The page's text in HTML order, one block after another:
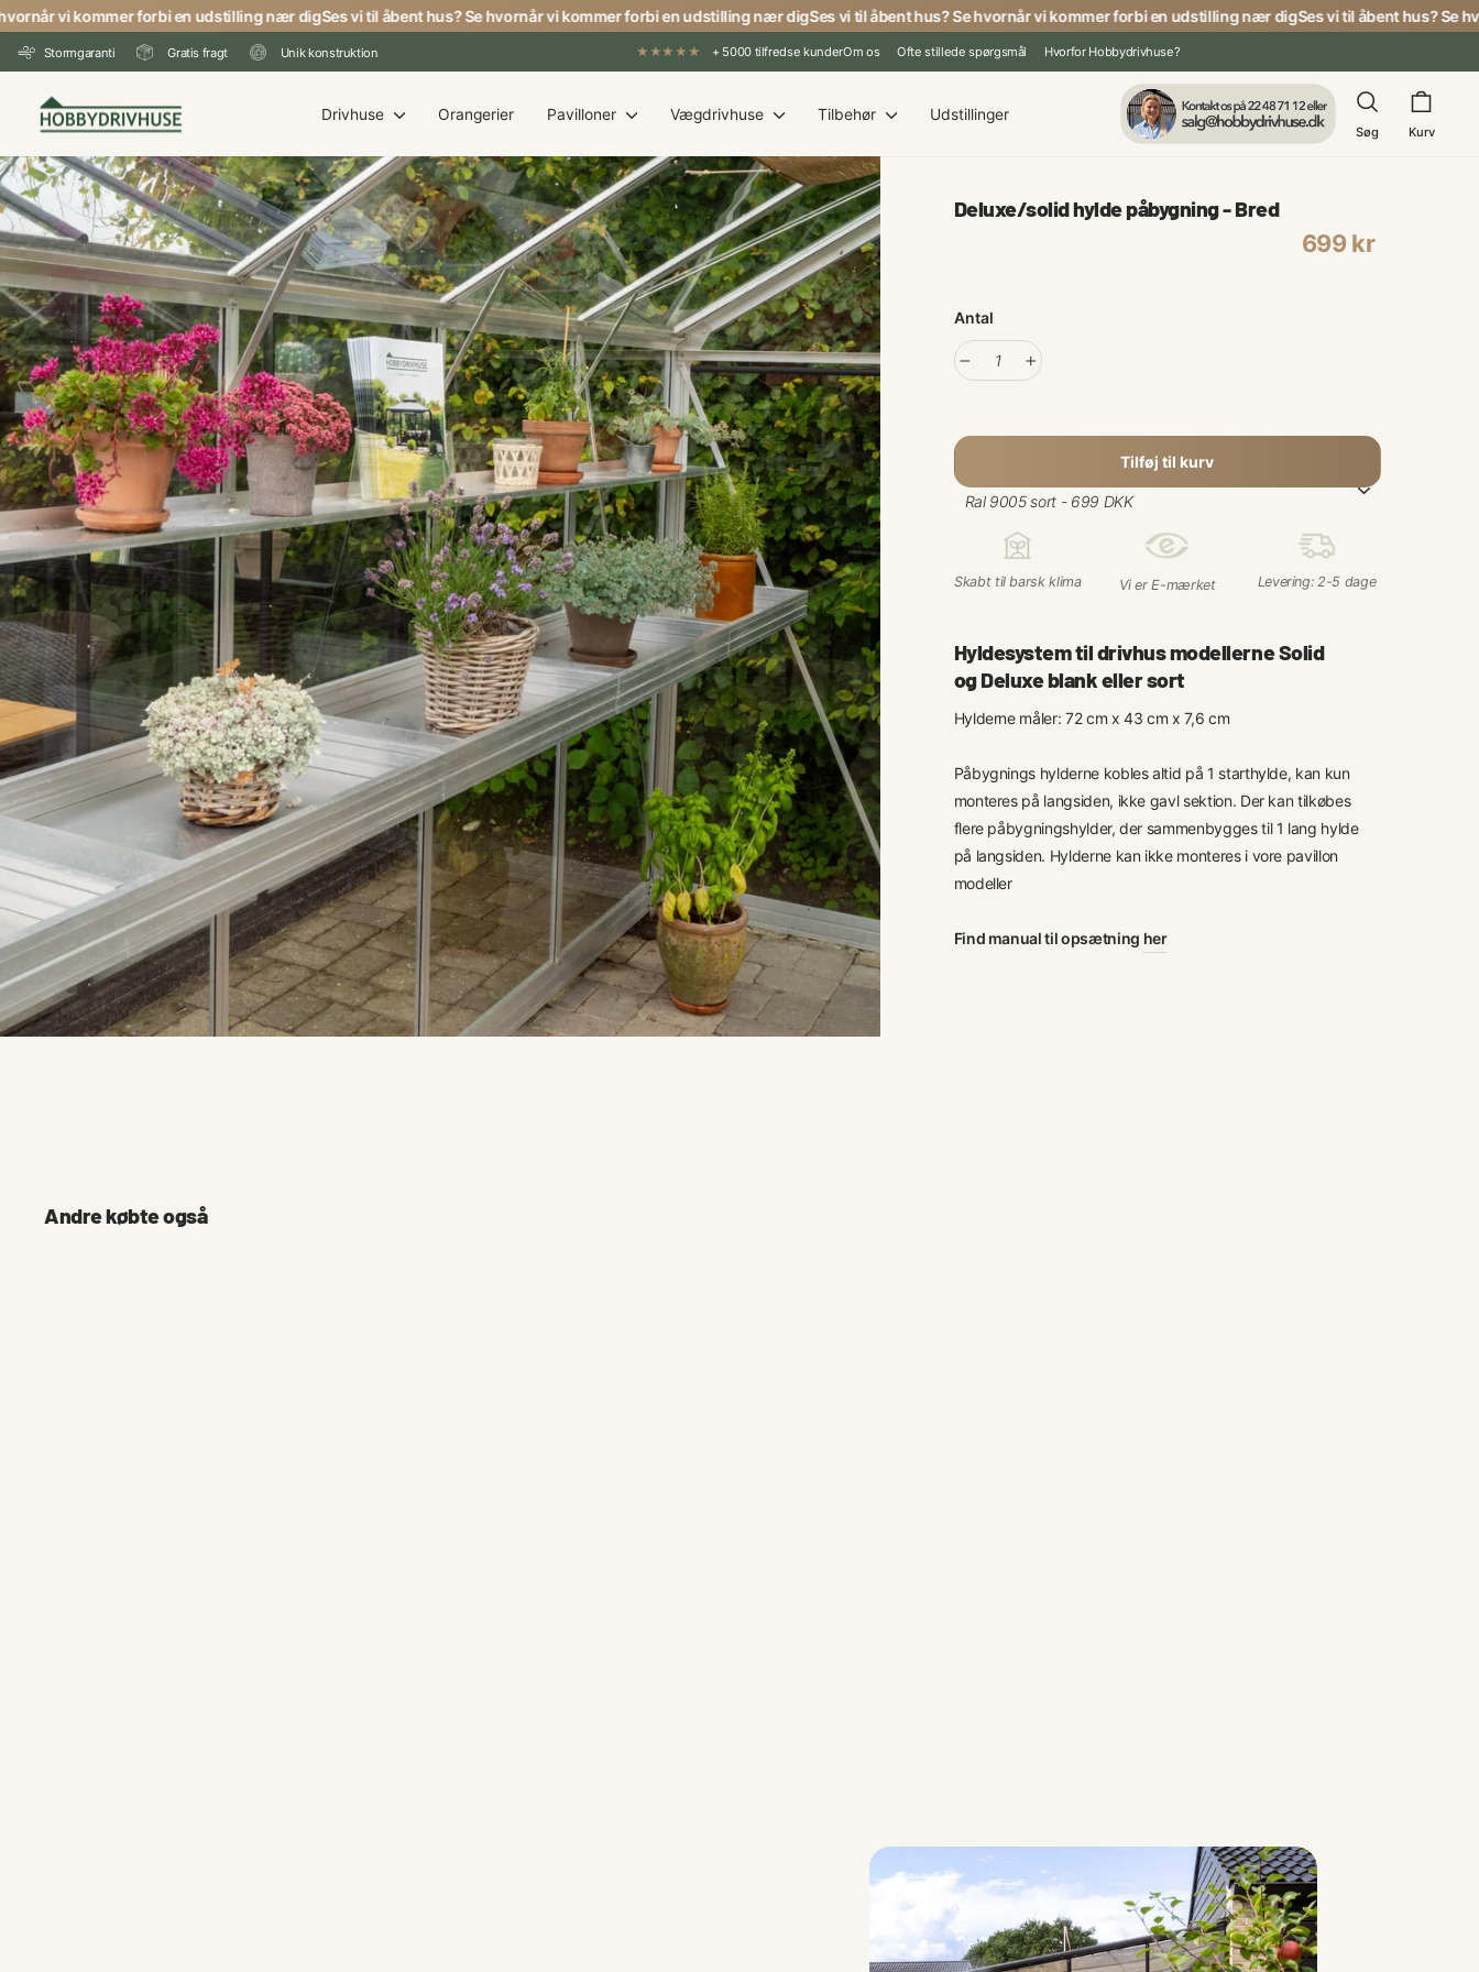
□
Gå
indhold
vi kommer forbi en udstilling nær digSes vi til åbent hus? Se hvornår vi kommer forbi en udstilling nær digSes vi til åbent hus? Se hvornår vi kommer forbi en udstilling nær digSes vi til åbent hus? Se
Stormgaranti Gratis fragt Unik konstruktion ★★★★★ + 5000 tilfredse kunderOm os Ofte stillede spørgsmål Hvorfor Hobbydrivhuse?
Drivhuse Orangerier Pavilloner Vægdrivhuse Tilbehør Udstillinger
Søg Kurv
Deluxe/solid hylde påbygning - Bred
699 kr
Antal
+
Tilføj til kurv
Skabt til barsk klima Vi er E-mærket Levering: 2-5 dage
Hyldesystem til drivhus modellerne Solid
og Deluxe blank eller sort
Hylderne måler: 72 cm x 43 cm x 7,6 cm
Påbygnings hylderne kobles altid på 1 starthylde, kan kun
monteres på langsiden, ikke gavl sektion. Der kan tilkøbes
flere påbygningshylder, der sammenbygges til 1 lang hylde
på langsiden. Hylderne kan ikke monteres i vore pavillon
modeller
Find manual til opsætning her
Andre købte også